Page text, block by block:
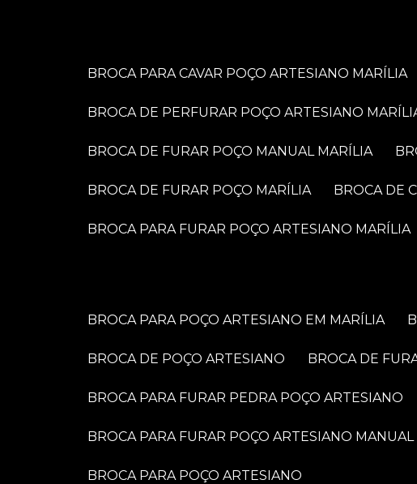
BROCA PARA CAVAR POÇO ARTESIANO MARÍLIA
BROCA DE PERFURAR POÇO ARTESIANO
BROCA DE FURAR POÇO MANUAL MARÍLIA
BROCA DE FURAR POÇO MARÍLIA BROCA DE
BROCA PARA FURAR POÇO ARTESIANO MARÍLIA
BROCA PARA POÇO ARTESIANO EM MARÍLIA
BROCA DE POÇO ARTESIANO BROCA DE
BROCA PARA FURAR PEDRA POÇO ARTESIANO
BROCA PARA FURAR POÇO ARTESIANO MANUAL
BROCA PARA POÇO ARTESIANO